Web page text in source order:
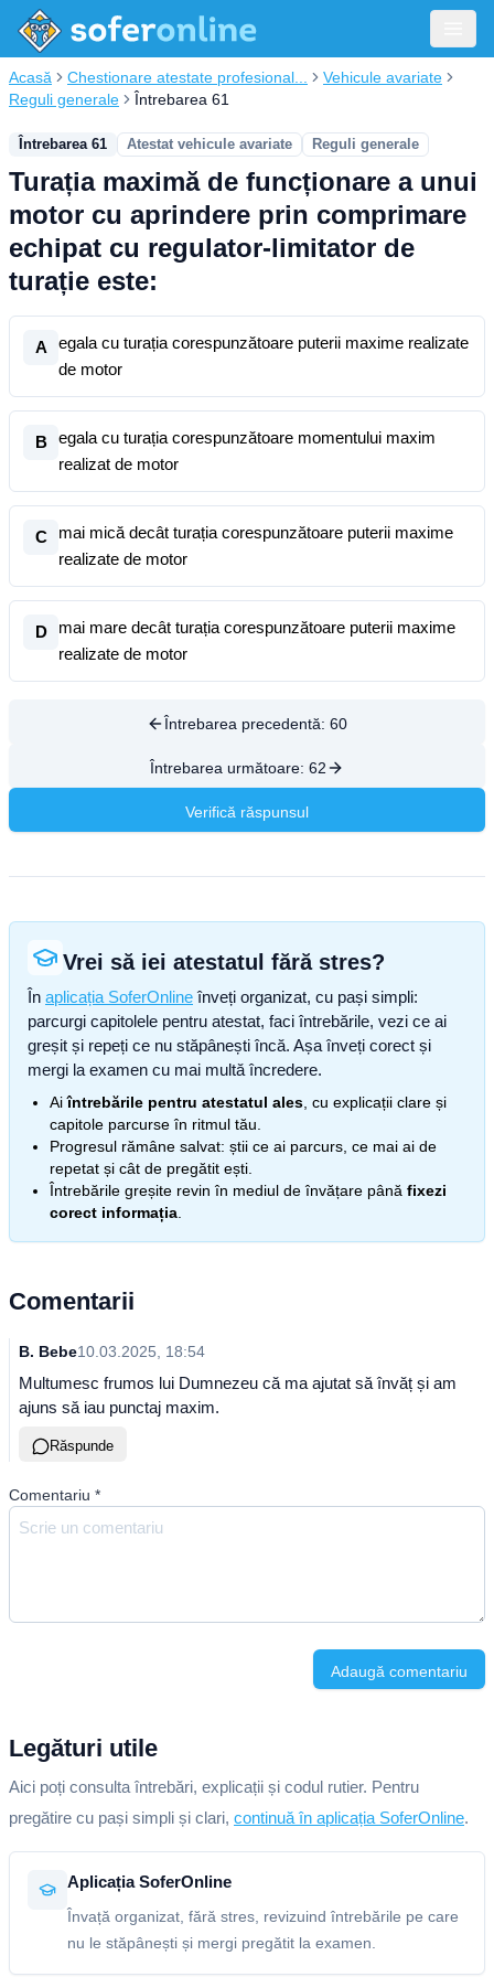
Acasă Chestionare atestate profesional...
Vehicule avariate
Reguli generale
Întrebarea 61
Întrebarea 61 Atestat vehicule avariate Reguli generale
Turația maximă de funcționare a unui
motor cu aprindere prin comprimare
echipat cu regulator-limitator de
turație este:
A
egala cu turația corespunzătoare puterii maxime realizate
de motor
B
egala cu turația corespunzătoare momentului maxim
realizat de motor
C
mai mică decât turația corespunzătoare puterii maxime
realizate de motor
D
mai mare decât turația corespunzătoare puterii maxime
realizate de motor
Întrebarea precedentă: 60
Întrebarea următoare: 62
Verifică răspunsul
Vrei să iei atestatul fără stres?
În aplicația SoferOnline înveți organizat, cu pași simpli:
parcurgi capitolele pentru atestat, faci întrebările, vezi ce ai
greșit și repeți ce nu stăpânești încă. Așa înveți corect și
mergi la examen cu mai multă încredere.
Aiîntrebările pentru atestatul ales , cu explicații clare și
capitole parcurse în ritmul tău.
Progresul rămâne salvat: știi ce ai parcurs, ce mai ai de
repetat și cât de pregătit ești.
Întrebările greșite revin în mediul de învățare până fixezi
corect informația
Comentarii
B. Bebe10.03.2025, 18:54
Multumesc frumos lui Dumnezeu că ma ajutat să învăț și am
ajuns să iau punctaj maxim.
Răspunde
Comentariu *
Adaugă comentariu
Legături utile
Aici poți consulta întrebări, explicații și codul rutier. Pentru
pregătire cu pași simpli și clari, continuă în aplicația SoferOnline.
Aplicația SoferOnline
Învață organizat, fără stres, revizuind întrebările pe care
nu le stăpânești și mergi pregătit la examen.